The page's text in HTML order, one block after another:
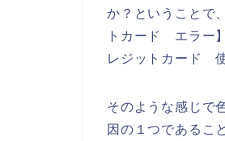
か？ということで
トカード エラー
レジットカード
そのような感じで
因の１つであるこ